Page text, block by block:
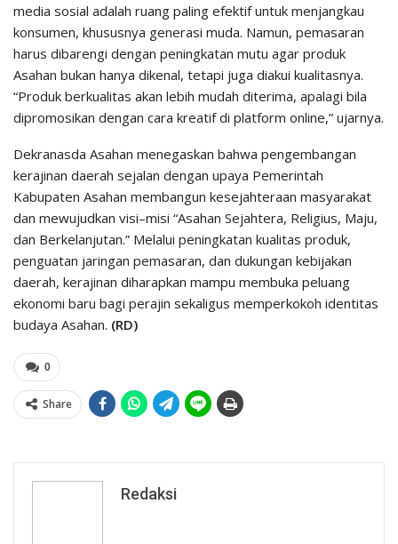
media sosial adalah ruang paling efektif untuk menjangkau
konsumen, khususnya generasi muda. Namun, pemasaran
harus dibarengi dengan peningkatan mutu agar produk
Asahan bukan hanya dikenal, tetapi juga diakui kualitasnya.
“Produk berkualitas akan lebih mudah diterima, apalagi bila
dipromosikan dengan cara kreatif di platform online,” ujarnya.
Dekranasda Asahan menegaskan bahwa pengembangan
kerajinan daerah sejalan dengan upaya Pemerintah
Kabupaten Asahan membangun kesejahteraan masyarakat
dan mewujudkan visi–misi “Asahan Sejahtera, Religius, Maju,
dan Berkelanjutan.” Melalui peningkatan kualitas produk,
penguatan jaringan pemasaran, dan dukungan kebijakan
daerah, kerajinan diharapkan mampu membuka peluang
ekonomi baru bagi perajin sekaligus memperkokoh identitas
budaya Asahan. (RD)
0
Share
Redaksi